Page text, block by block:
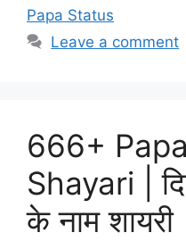
Papa Status
Leave a comment
666+
Shayari |
के नाम शायरी